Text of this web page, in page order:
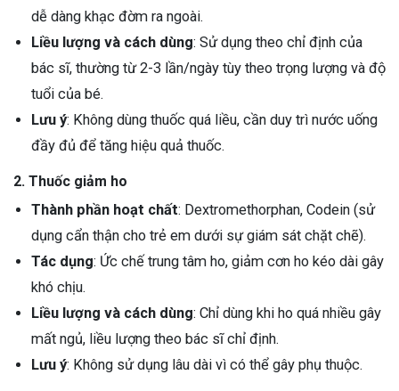
dễ dàng khạc đờm ra ngoài.
Liều lượng và cách dùng: Sử dụng theo chỉ định của
bác sĩ, thường từ 2-3 lần/ngày tùy theo trọng lượng và độ
tuổi của bé.
Lưu ý: Không dùng thuốc quá liều, cần duy trì nước uống
đầy đủ để tăng hiệu quả thuốc.
2. Thuốc giảm ho
Thành phần hoạt chất: Dextromethorphan, Codein (sử
dụng cẩn thận cho trẻ em dưới sự giám sát chặt chẽ).
Tác dụng: Ức chế trung tâm ho, giảm cơn ho kéo dài gây
khó chịu.
Liều lượng và cách dùng: Chỉ dùng khi ho quá nhiều gây
mất ngủ, liều lượng theo bác sĩ chỉ định.
Lưu ý: Không sử dụng lâu dài vì có thể gây phụ thuộc.